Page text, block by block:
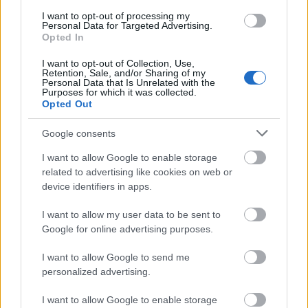
I want to opt-out of processing my
Personal Data for Targeted Advertising.
Opted In
I want to opt-out of Collection, Use,
Retention, Sale, and/or Sharing of my
Personal Data that Is Unrelated with the
Purposes for which it was collected.
Opted Out
Google consents
I want to allow Google to enable storage
related to advertising like cookies on web or
device identifiers in apps.
I want to allow my user data to be sent to
Google for online advertising purposes.
I want to allow Google to send me
personalized advertising.
I want to allow Google to enable storage
poate ajuta cu adevărat intestinul. Conține atât fibre
solubile, cât și insolubile, care sunt esențiale
Fibrele insolubile fac scaunul mai voluminos,
ajutând la evitarea constipației. Fibrele solubile
hrănesc bacteriile bune din intestin, menținându-l
echilibrat. Acest echilibru este esențial pentru un
intestin sănătos.
Studiile arată că sucul de varză roșie poate vindeca
ulcerele intestinale. Acest lucru face ca varza roșie
să fie o alegere excelentă pentru o digestie mai
bună. Adaugă aromă și culoare meselor tale și ajută
la sănătatea intestinală.
Gestionarea greutății cu varză
roșie